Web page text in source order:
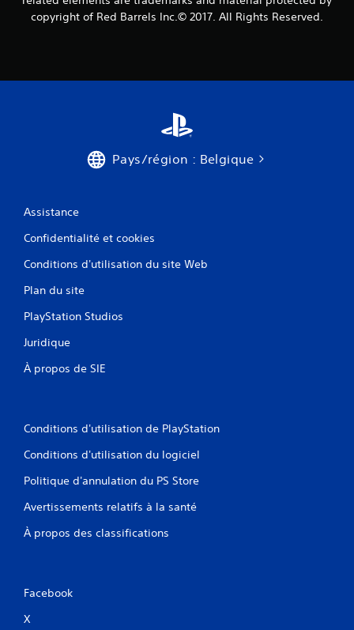
)
copyright of Red Barrels Inc.© 2017. All Rights Reserved.
Pays/région : Belgique
Assistance
Confidentialité et cookies
Conditions d'utilisation du site Web
Plan du site
PlayStation Studios
Juridique
À propos de SIE
Conditions d'utilisation de PlayStation
Conditions d'utilisation du logiciel
Politique d'annulation du PS Store
Avertissements relatifs à la santé
À propos des classifications
Facebook
X